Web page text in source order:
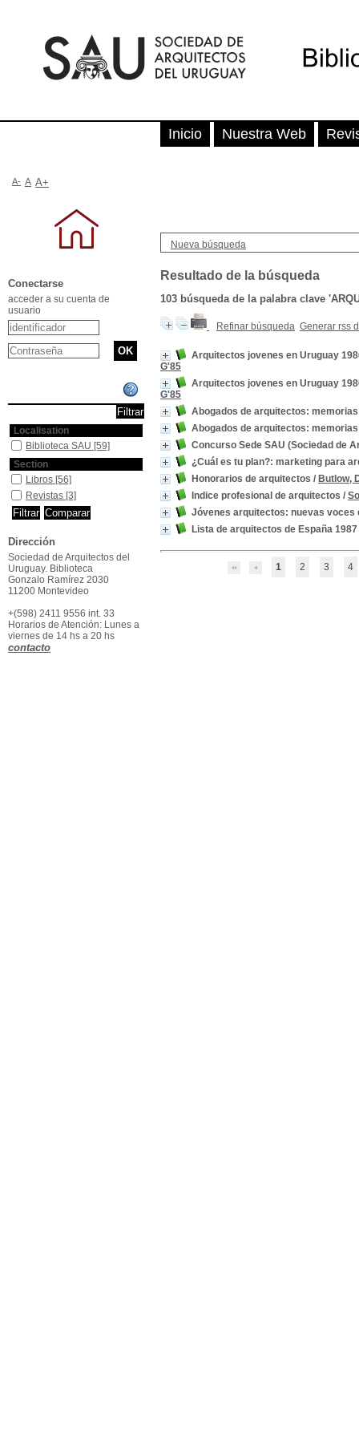
Nueva búsqueda
Resultado de la búsqueda
103 búsqueda de la palabra clave
Refinar búsqueda Generar rss
Arquitectos jovenes en Uruguay
G'85
Arquitectos jovenes en Uruguay
G'85
Abogados de arquitectos:
Abogados de arquitectos:
Concurso Sede SAU (Sociedad de
¿Cuál es tu plan?: marketing para
Honorarios de arquitectos / Butlow,
Indice profesional de arquitectos /
Jóvenes arquitectos: nuevas voces
Lista de arquitectos de España 1987
1 2 3 4
Inicio Nuestra Web
A- A A+
Conectarse
acceder a su cuenta de
usuario
Localisation
Biblioteca SAU [59]
Section
Libros [56]
Revistas [3]
Dirección
Sociedad de Arquitectos del
Uruguay. Biblioteca
Gonzalo Ramírez 2030
11200 Montevideo
+(598) 2411 9556 int. 33
Horarios de Atención: Lunes a
viernes de 14 hs a 20 hs
contacto